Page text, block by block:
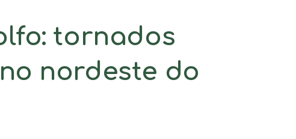
tornados
nordeste do